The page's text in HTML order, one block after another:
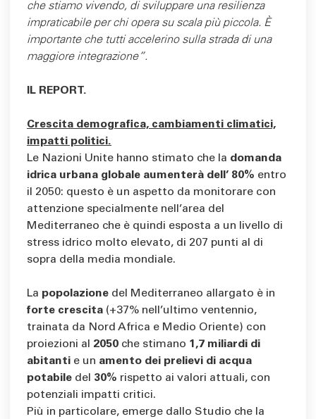
che stiamo vivendo, di sviluppare una resilienza
impraticabile per chi opera su scala più piccola. È
importante che tutti accelerino sulla strada di una
maggiore integrazione”.
IL REPORT.
Crescita demografica, cambiamenti climatici,
impatti politici.
Le Nazioni Unite hanno stimato che la domanda
idrica urbana globale aumenterà dell’ 80% entro
il 2050: questo è un aspetto da monitorare con
attenzione specialmente nell’area del
Mediterraneo che è quindi esposta a un livello di
stress idrico molto elevato, di 207 punti al di
sopra della media mondiale.
La popolazione del Mediterraneo allargato è in
forte crescita (+37% nell’ultimo ventennio,
trainata da Nord Africa e Medio Oriente) con
proiezioni al 2050 che stimano 1,7 miliardi di
abitanti e un amento dei prelievi di acqua
potabile del 30% rispetto ai valori attuali, con
potenziali impatti critici.
Più in particolare, emerge dallo Studio che la